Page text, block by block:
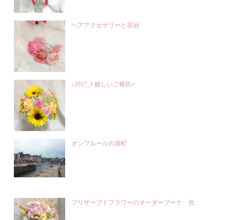
ヘアアクセサリーと花冠
♪2017_1 嬉しいご報告♪
オンフルールの港町
プリザーブドフラワーのオーダーブーケ、色...